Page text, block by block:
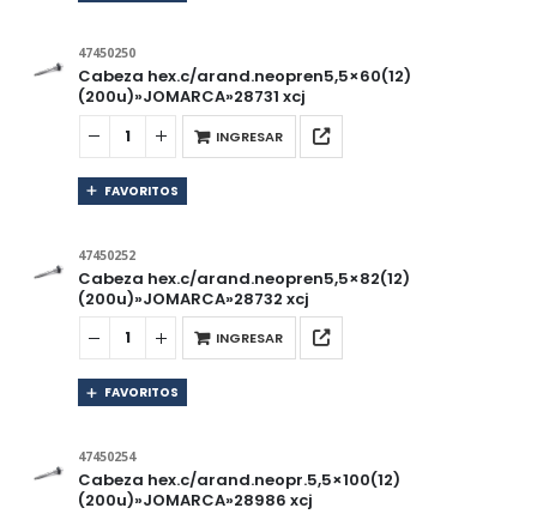
47450250
Cabeza hex.c/arand.neopren5,5×60(12)
(200u)»JOMARCA»28731 xcj
INGRESAR
FAVORITOS
47450252
Cabeza hex.c/arand.neopren5,5×82(12)
(200u)»JOMARCA»28732 xcj
INGRESAR
FAVORITOS
47450254
Cabeza hex.c/arand.neopr.5,5×100(12)
(200u)»JOMARCA»28986 xcj